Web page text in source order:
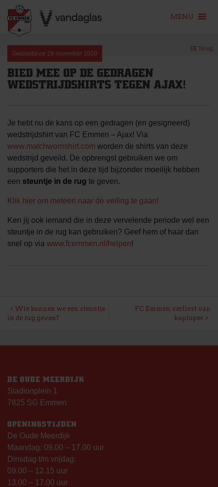
content
MENU
Geplaatst op 28 november 2020
Terug
BIED MEE OP DE GEDRAGEN
WEDSTRIJDSHIRTS TEGEN AJAX!
Je hebt nu de kans op een gedragen (en gesigneerd)
wedstrijdshirt van FC Emmen – Ajax! Via
www.matchwornshirt.com worden de shirts van deze
wedstrijd geveild. De opbrengst gebruiken we om
supporters die het in deze tijd bijzonder moeilijk hebben
een steuntje in de rug te geven.
Klik hier om meteen naar de veiling te gaan!
Ken jij ook iemand die in deze vervelende periode wel een
steuntje in de rug kan gebruiken? Geef hem of haar dan
snel op via www.fcemmen.nl/helpen!
BERICHT
Wie kunnen we een steuntje
in de rug geven?
FC Emmen verliest van
koploper
DE OUDE MEERDIJK
Stadionplein 1
7825 SG Emmen
OPENINGSTIJDEN
De Oude Meerdijk
Maandag: 09.00 – 17.00 uur
Dinsdag t/m vrijdag:
09.00 – 12.15 uur
13.00 – 17.00 uur